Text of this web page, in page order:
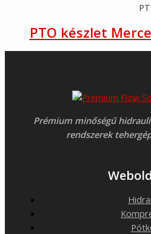
PTO készlet
Prémium minőségű
rendszerek